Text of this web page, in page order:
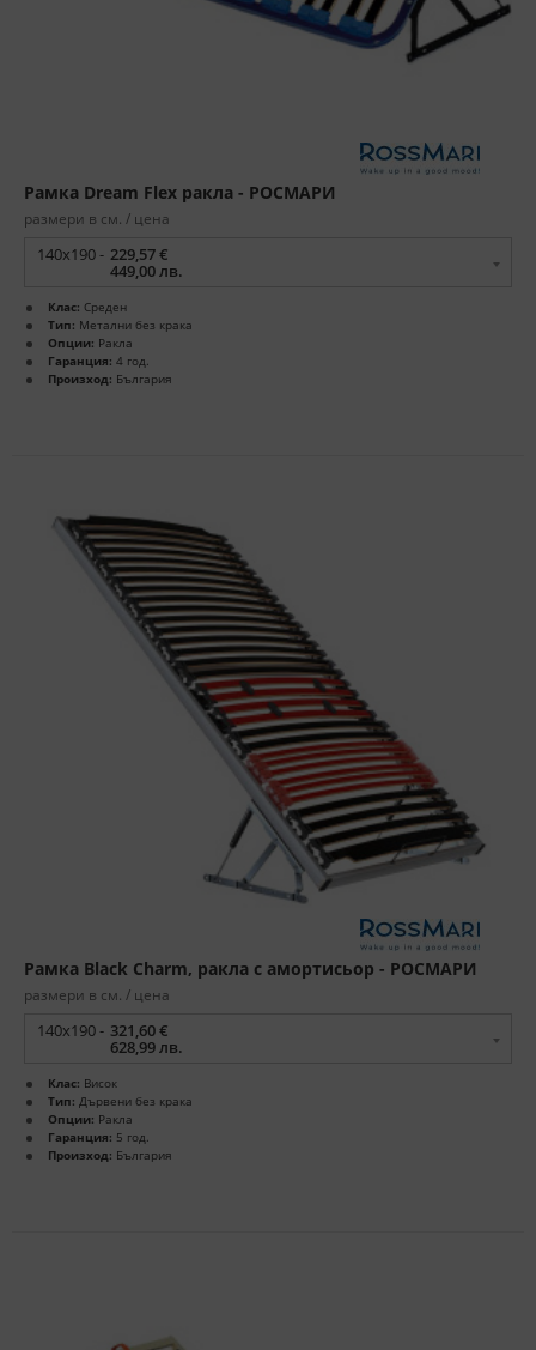
Рамка Dream Flex ракла - РОСМАРИ
размери в см. / цена
140x190 - 229,57 €
449,00 лв.
Клас: Среден
Тип: Метални без крака
Опции: Ракла
Гаранция: 4 год.
Произход: България
Рамка Black Charm, ракла с амортисьор - РОСМАРИ
размери в см. / цена
140x190 - 321,60 €
628,99 лв.
Клас: Висок
Тип: Дървени без крака
Опции: Ракла
Гаранция: 5 год.
Произход: България